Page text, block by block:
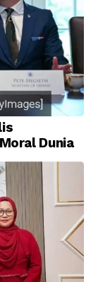
Dunia